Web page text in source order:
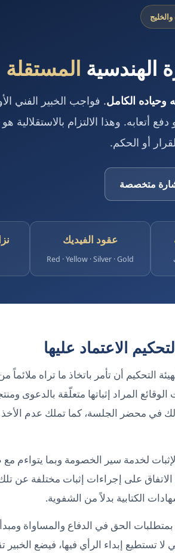
الهندسية المستقلة
وحياده الكامل. فواجب الخبير الفني
وهذا الالتزام بالاستقلالية هو
أو الحكم.
متخصصة
عقود الفيديك
Red · Yellow · Silver · Gold
الاعتماد عليها
التحكيم أن تأمر باتخاذ ما تراه ملائماً
المراد إثباتها متعلّقة بالدعوى
في محضر الجلسة، كما تملك عدم الأخذ
لخدمة سير الخصومة وبما يتواءم مع
على إجراءات إثبات مختلفة عن تلك
الكتابية بدلاً من الشفوية.
الحق في الدفاع والمساواة
تستطيع إبداء الرأي فيها، فيضع الخبير